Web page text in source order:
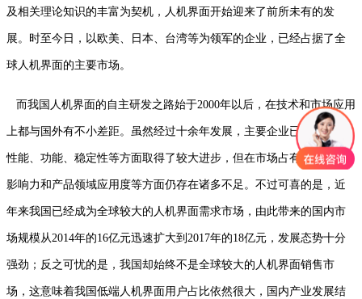
及相关理论知识的丰富为契机，人机界面开始迎来了前所未有的发
展。时至今日，以欧美、日本、台湾等为领军的企业，已经占据了全
球人机界面的主要市场。
而我国人机界面的自主研发之路始于2000年以后，在技术和市场应用
上都与国外有不小差距。虽然经过十余年发展，主要企业已经在产品
性能、功能、稳定性等方面取得了较大进步，但在市场占有度、品牌
影响力和产品领域应用度等方面仍存在诸多不足。不过可喜的是，近
年来我国已经成为全球较大的人机界面需求市场，由此带来的国内市
场规模从2014年的16亿元迅速扩大到2017年的18亿元，发展态势十分
强劲；反之可忧的是，我国却始终不是全球较大的人机界面销售市
场，这意味着我国低端人机界面用户占比依然很大，国内产业发展结